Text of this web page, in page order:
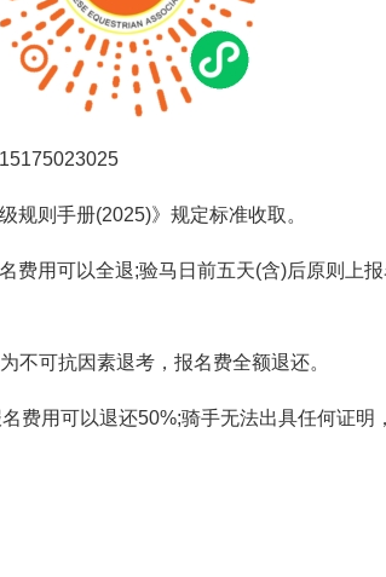
规则手册(2025)》规定标准收取。
费用可以全退;验马日前五天(含)后原则上
不可抗因素退考，报名费全额退还。
费用可以退还50%;骑手无法出具任何证明